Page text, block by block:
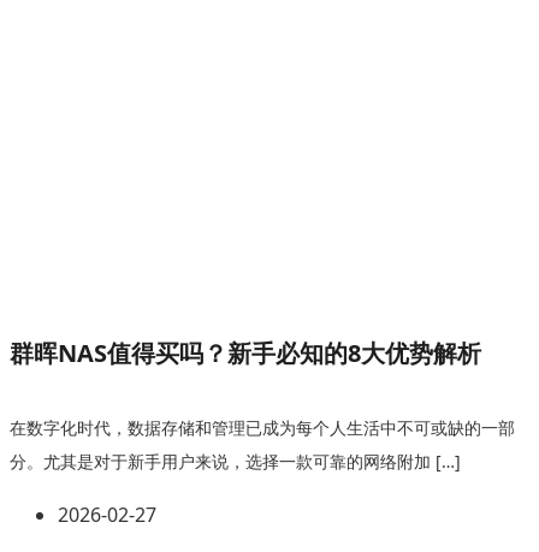
群晖NAS值得买吗？新手必知的8大优势解析
在数字化时代，数据存储和管理已成为每个人生活中不可或缺的一部
分。尤其是对于新手用户来说，选择一款可靠的网络附加 […]
2026-02-27